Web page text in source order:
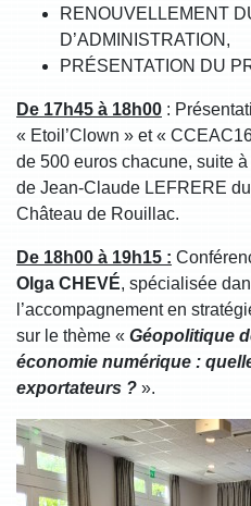
RENOUVELLEMENT
D’ADMINISTRATION,
PRÉSENTATION DU
De 17h45 à 18h00 :
« Etoil’Clown » et «
de 500 euros chacune, suite
de Jean-Claude LEFRERE
Château de Rouillac.
De 18h00 à 19h15 :
Olga CHEVÉ, spécialisée
l’accompagnement en
sur le thème « Géopolitique
économie numérique :
exportateurs ? ».